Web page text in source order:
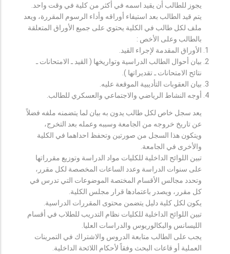
يجوز للطالب أن يقيد اسمه في أكثر من كلية في وقت واحد.
يتم قيد الطالب بعد استيفاء أوراقه وأداء الرسوم المقررة، ويعد
ملف لكل طالب في الكلية يحتوي على جميع الأوراق المتعلقة
بالطالب وعلى الأخص :
الأوراق المقدمة لإجراء القيد.
بيان أحوال الطالب الدراسية وتواريخها ( القيد ـ الامتحانات ـ
نتائح الامتحانات ـ تقديراتها ).
بيان العقوبات التأديبية الموقعة عليه.
أوجه النشاط الرياضي والاجتماعي والعسكري للطالب.
يعد سجل خاص لكل طالب يدون به بيان لما يتضمنه ملفه فضلاً
عن تاريخ خروجه من الجامعة وسببه وعمله بعد التخرج،
ويتكون هذا السجل من صورتين وتحفظ احداهما في الكلية
والأخرى في الجامعة.
تبين اللوائح الداخلية للكليات مواد الدراسة وتوزيع مقرراتها
على سنوات الدراسة وعدد الساعات المخصصة لكل مقرر،
وتحدد مجالس الأقسام المختصة الموضوعات التي تدرس في
كل مقرر، ويصدر باعتمادها قرار مجلس الكلية.
يكون لكل كلية دليل يتضمن محتوى المقررات الدراسية.
تبين اللوائح الداخلية للكليات نظام التدريب للطلاب في أقسام
الليسانس والبكالوريوس والدراسات العليا.
يجب على الطالب متابعة الدروس والاشتراك في التمرينات
العملية أو قاعات البحث وفقاً لأحكام اللائحة الداخلية.